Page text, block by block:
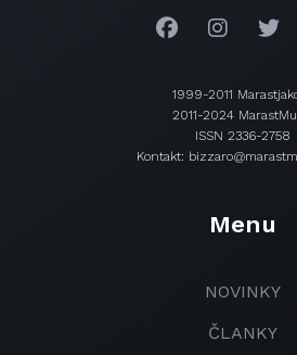
1999-2011
2011-2024
ISSN 2336-2758
Kontakt:
Menu
NOVINKY
ČLANKY